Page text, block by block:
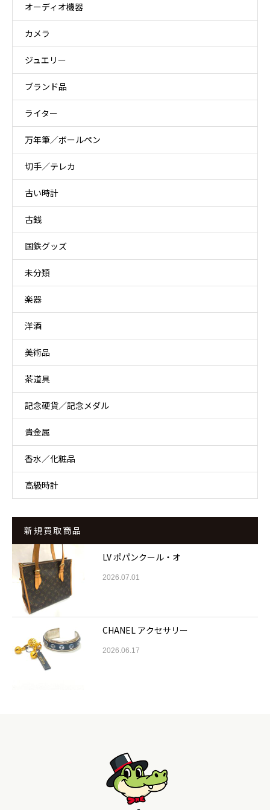
オーディオ機器
カメラ
ジュエリー
ブランド品
ライター
万年筆／ボールペン
切手／テレカ
古い時計
古銭
国鉄グッズ
未分類
楽器
洋酒
美術品
茶道具
記念硬貨／記念メダル
貴金属
香水／化粧品
高級時計
新規買取商品
LV ポパンクール・オ
2026.07.01
CHANEL アクセサリー
2026.06.17